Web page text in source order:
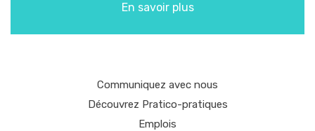
En savoir plus
Communiquez avec nous
Découvrez Pratico-pratiques
Emplois